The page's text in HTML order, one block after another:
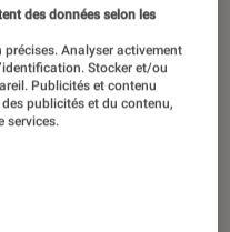
et console à
des données selon les
Analyser activement
Stocker et/ou
Publicités et contenu
publicités et du contenu,
services.